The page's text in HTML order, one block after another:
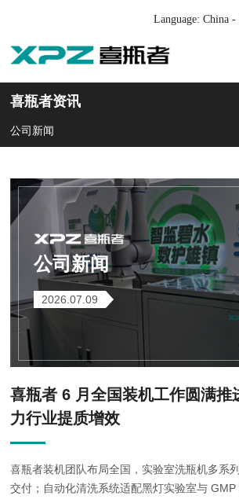
Language: China -
喜瓶者资讯
公司新闻
公司新闻
2026.07.09
喜瓶者 6 月全国装机工作圆满推
力行业提质增效
喜瓶者装机团队布局全国，实验室洗瓶机多系
交付；自动化清洗系统适配黑灯实验室与